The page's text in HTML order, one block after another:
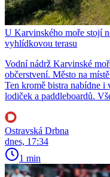
U Karvinského moře stojí
vyhlídkovou terasu
Vodní nádrž Karvinské
občerstvení. Město na
Ten kromě bistra nabídne
lodiček a paddleboardů.
Ostravská Drbna
dnes, 17:34
1 min